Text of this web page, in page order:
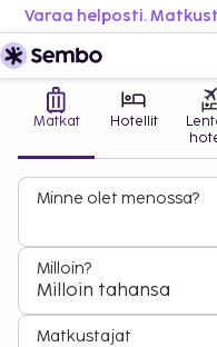
Matkat Hotellit
Minne olet menossa?
Milloin?
Milloin tahansa
Matkustajat